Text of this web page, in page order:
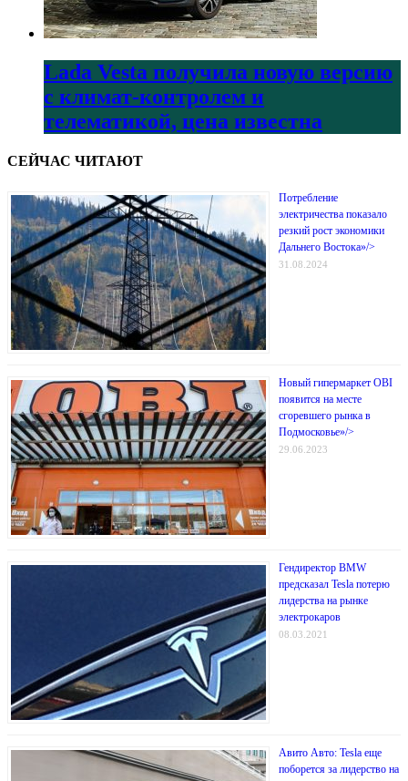
Lada Vesta получила новую версию
с климат-контролем и
телематикой, цена известна
СЕЙЧАС ЧИТАЮТ
Потребление
электричества показало
резкий рост экономики
Дальнего Востока»/>
31.08.2024
Новый гипермаркет OBI
появится на месте
сгоревшего рынка в
Подмосковье»/>
29.06.2023
Гендиректор BMW
предсказал Tesla потерю
лидерства на рынке
электрокаров
08.03.2021
Авито Авто: Tesla еще
поборется за лидерство на